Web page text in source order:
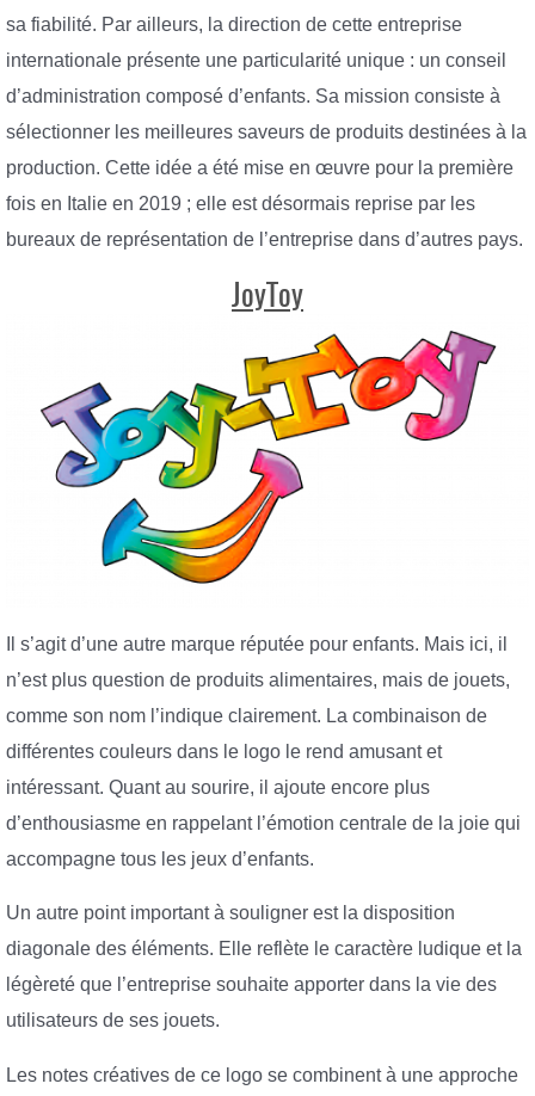
sa fiabilité. Par ailleurs, la direction de cette entreprise
internationale présente une particularité unique : un conseil
d’administration composé d’enfants. Sa mission consiste à
sélectionner les meilleures saveurs de produits destinées à la
production. Cette idée a été mise en œuvre pour la première
fois en Italie en 2019 ; elle est désormais reprise par les
bureaux de représentation de l’entreprise dans d’autres pays.
JoyToy
Il s’agit d’une autre marque réputée pour enfants. Mais ici, il
n’est plus question de produits alimentaires, mais de jouets,
comme son nom l’indique clairement. La combinaison de
différentes couleurs dans le logo le rend amusant et
intéressant. Quant au sourire, il ajoute encore plus
d’enthousiasme en rappelant l’émotion centrale de la joie qui
accompagne tous les jeux d’enfants.
Un autre point important à souligner est la disposition
diagonale des éléments. Elle reflète le caractère ludique et la
légèreté que l’entreprise souhaite apporter dans la vie des
utilisateurs de ses jouets.
Les notes créatives de ce logo se combinent à une approche